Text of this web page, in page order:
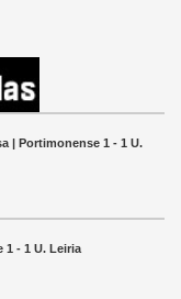
| Portimonense 1 - 1 U.
1 - 1 U. Leiria